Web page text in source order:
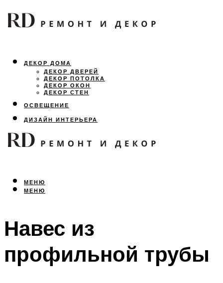
ДЕКОР ДОМА
ДЕКОР ДВЕРЕЙ
ДЕКОР ПОТОЛКА
ДЕКОР ОКОН
ДЕКОР СТЕН
ОСВЕЩЕНИЕ
ДИЗАЙН ИНТЕРЬЕРА
ЛАНДШАФТНЫЙ ДИЗАЙН
ВСЕ ПРО РЕМОНТ
МЕНЮ
МЕНЮ
Навес из
профильной трубы